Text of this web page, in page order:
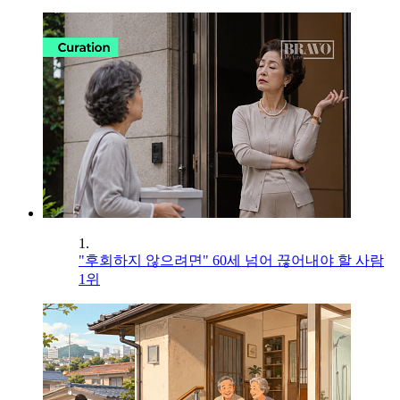
1.
"후회하지 않으려면" 60세 넘어 끊어내야 할 사람
1위